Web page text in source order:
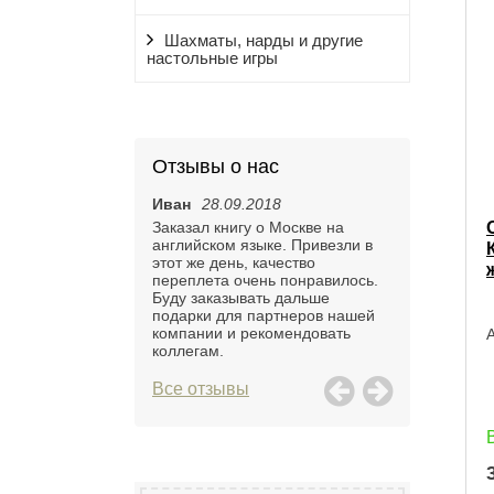
Шахматы, нарды и другие
настольные игры
Отзывы о нас
Иван
28.09.2018
Заказал книгу о Москве на
английском языке. Привезли в
этот же день, качество
переплета очень понравилось.
Буду заказывать дальше
подарки для партнеров нашей
компании и рекомендовать
коллегам.
Долго
можно
ежедневник
предложили
Все отзывы